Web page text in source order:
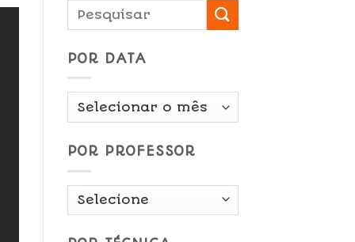
POR DATA
Por
POR PROFESSOR